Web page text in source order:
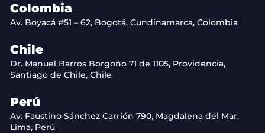
Colombia
Av. Boyacá #51 – 62, Bogotá, Cundinamarca, Colombia
Chile
Dr. Manuel Barros Borgoño 71 de 1105, Providencia,
Santiago de Chile, Chile
Perú
Av. Faustino Sánchez Carrión 790, Magdalena del Mar,
Lima, Perú